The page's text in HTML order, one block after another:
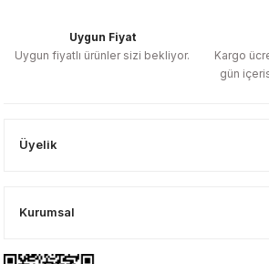
Uygun Fiyat
Uygun fiyatlı ürünler sizi bekliyor.
Kargo
gün
Üyelik
Kurumsal